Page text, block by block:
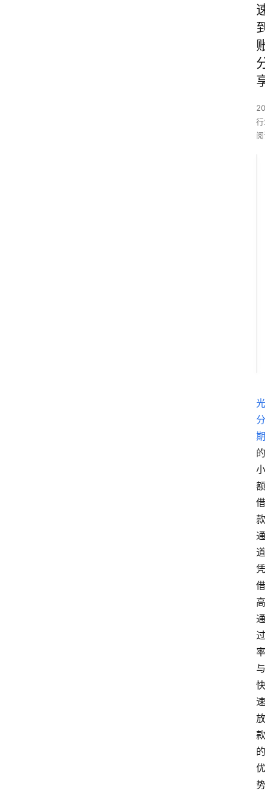
光
分
期
的
小
额
借
款
通
道
凭
借
高
通
过
率
与
快
速
放
款
的
优
势